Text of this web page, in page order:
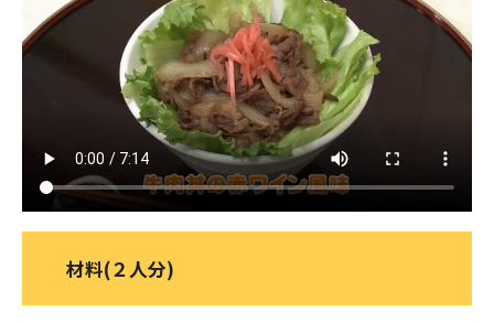
ＹＢＣオンデマンド
やまがた情熱市場
材料(２人分)